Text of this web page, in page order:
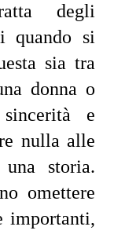
degli
quando si
sia tra
donna o
e
nulla alle
storia.
omettere
importanti,